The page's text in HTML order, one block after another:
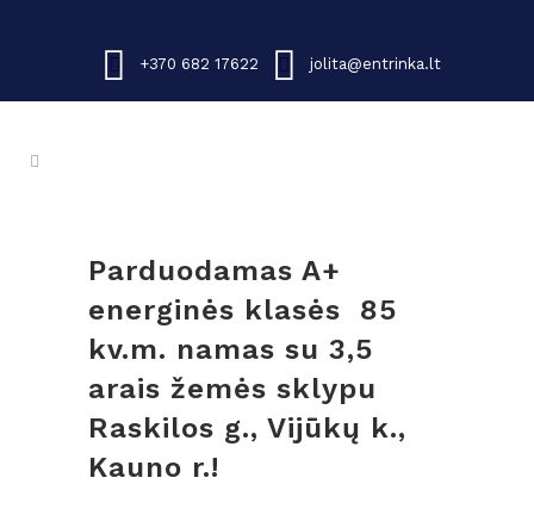
+370 682 17622 jolita@entrinka.lt
Parduodamas A+
energinės klasės 85
kv.m. namas su 3,5
arais žemės sklypu
Raskilos g., Vijūkų k.,
Kauno r.!